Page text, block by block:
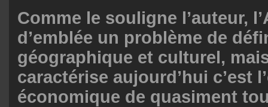
Comme le souligne l’auteur,
d’emblée un problème de
géographique et culturel,
caractérise aujourd’hui c’est
économique de quasiment